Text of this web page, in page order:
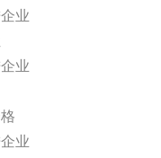
业
业
业